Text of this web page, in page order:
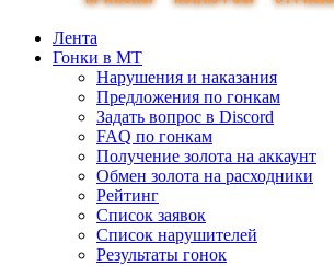
Лента
Гонки в МТ
Нарушения и наказания
Предложения по гонкам
Задать вопрос в Discord
FAQ по гонкам
Получение золота на аккаунт
Обмен золота на расходники
Рейтинг
Список заявок
Список нарушителей
Результаты гонок